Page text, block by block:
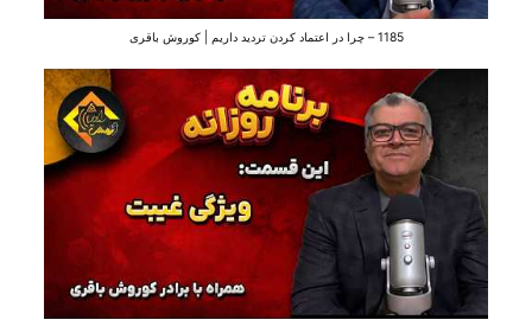
1185 – چرا در اعتماد کردن تردید داریم | کوروش باقری